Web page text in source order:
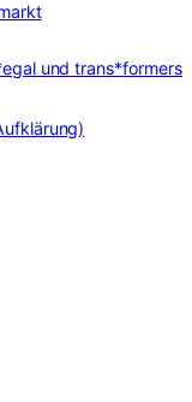
und trans*formers